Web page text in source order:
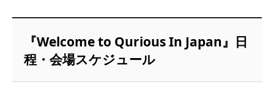
『Welcome to Qurious In Japan』日
程・会場スケジュール